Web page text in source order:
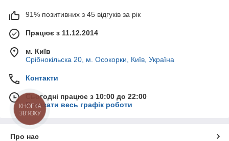
91% позитивних з 45 відгуків за рік
Працює з 11.12.2014
м. Київ
Срібнокільска 20, м. Осокорки, Київ, Україна
Контакти
Сьогодні працює з 10:00 до 22:00
Показати весь графік роботи
Про нас
КНОПКА
ЗВ'ЯЗКУ